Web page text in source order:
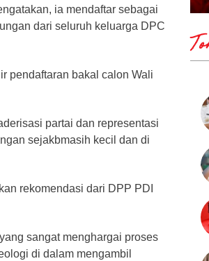
ia mendaftar sebagai
dari seluruh keluarga DPC
pendaftaran bakal calon Wali
partai dan representasi
sejakbmasih kecil dan di
rekomendasi dari DPP PDI
sangat menghargai proses
di dalam mengambil